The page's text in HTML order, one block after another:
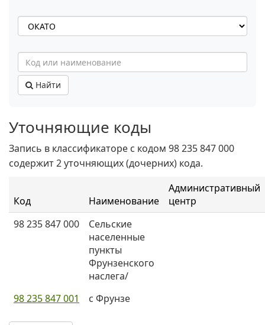
Найти
Уточняющие коды
Запись в классификаторе с кодом 98 235 847 000
содержит 2 уточняющих (дочерних) кода.
Код Наименование
Административный
центр
98 235 847 000
Сельские
населенные
пункты
Фрунзенского
наслега/
98 235 847 001
с Фрунзе